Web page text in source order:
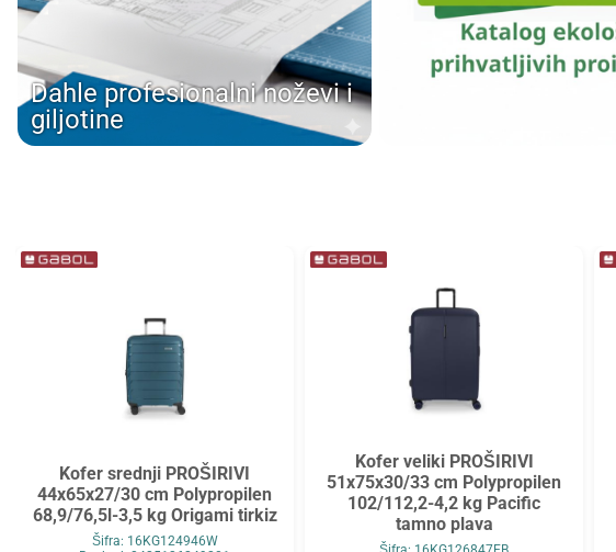
Smartbox Pro
Solali
Tarifold
Top2000
Tymos
WMZ
Dahle profesionalni noževi i
giljotine
Kofer srednji PROŠIRIVI
44x65x27/30 cm Polypropilen
68,9/76,5l-3,5 kg Origami tirkiz
Šifra: 16KG124946W
Kofer veliki PROŠIRIVI
51x75x30/33 cm Polypropilen
102/112,2-4,2 kg Pacific
tamno plava